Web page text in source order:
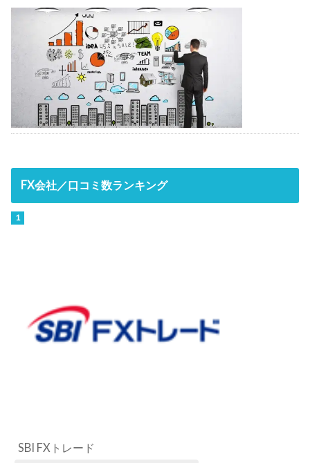
FX会社／口コミ数ランキング
SBI FXトレード